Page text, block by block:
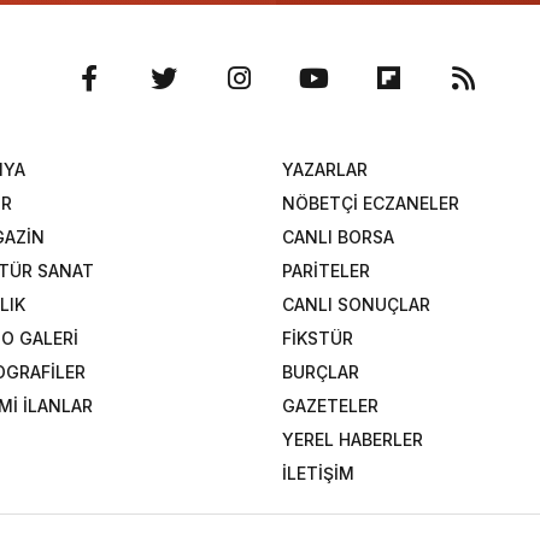
SANAT
GALERİ
İLANLAR
YAZARLAR
NÖBETÇİ ECZANELER
CANLI BORSA
PARİTELER
CANLI SONUÇLAR
FİKSTÜR
BURÇLAR
GAZETELER
YEREL HABERLER
İLETİŞİM